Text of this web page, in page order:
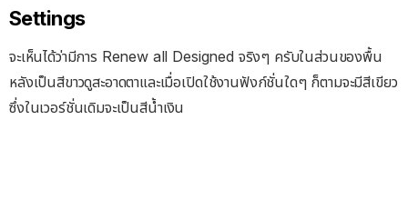
Settings
จะเห็นได้ว่ามีการ Renew all Designed จริงๆ ครับในส่วนของพื้น
หลังเป็นสีขาวดูสะอาดตาและเมื่อเปิดใช้งานฟังก์ชั่นใดๆ ก็ตามจะมีสีเขียว
ซึ่งในเวอร์ชั่นเดิมจะเป็นสีน้ำเงิน